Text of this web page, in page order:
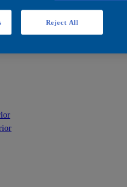
Reject All